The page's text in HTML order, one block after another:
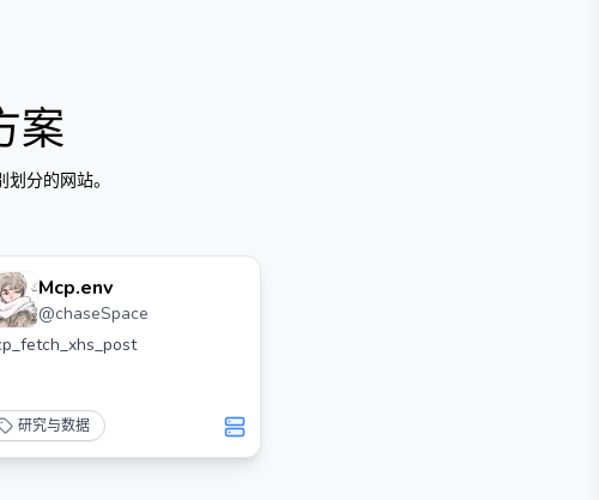
案
分的网站。
Mcp.env
@chaseSpace
研究与数据